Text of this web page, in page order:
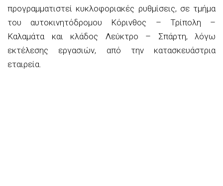
προγραμματιστεί κυκλοφοριακές ρυθμίσεις, σε τμήμα
του αυτοκινητόδρομου Κόρινθος – Τρίπολη –
Καλαμάτα και κλάδος Λεύκτρο – Σπάρτη, λόγω
εκτέλεσης εργασιών, από την κατασκευάστρια
εταιρεία.